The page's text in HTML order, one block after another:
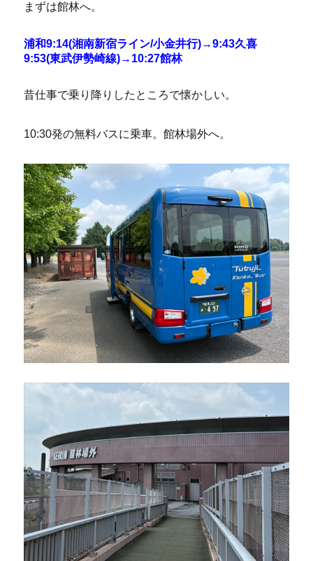
まずは館林へ。
浦和9:14(湘南新宿ライン/小金井行)→9:43久喜
9:53(東武伊勢崎線)→10:27館林
昔仕事で乗り降りしたところで懐かしい。
10:30発の無料バスに乗車。館林場外へ。